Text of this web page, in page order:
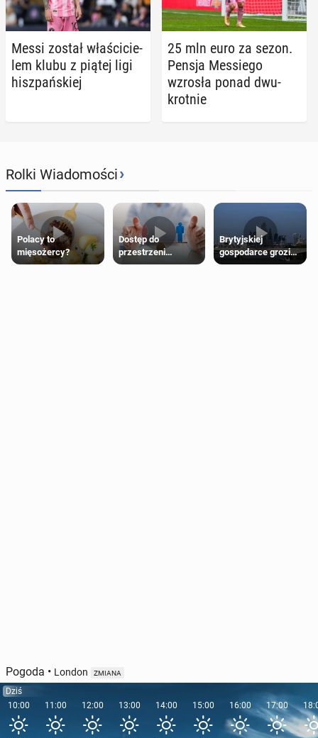
Messi został wła­ści­cie­
lem klubu z piątej ligi
hisz­pań­skiej
25 mln euro za sezon.
Pensja Mes­sie­go
wzrosła ponad dwu­
krot­nie
Rolki Wiadomości›
Polacy to
mięsożercy?
Dostęp do
przestrzeni
przeznaczonych
Brytyjskiej
gospodarce grozi
recesja, jeśli
Pogoda • London ZMIANA
Dziś
10:00
11:00 12:00 13:00 14:00 15:00 16:00 17:00